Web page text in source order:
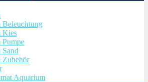
Beleuchtung
Kies
Zubehör
Aquarium